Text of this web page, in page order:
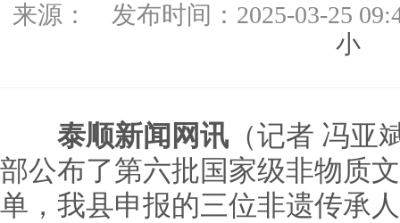
来源： 发布时间： 2025-03-25
小
泰顺新闻网讯 （记者 冯亚
部公布了第六批国家级非物质
单，我县申报的三位非遗传承